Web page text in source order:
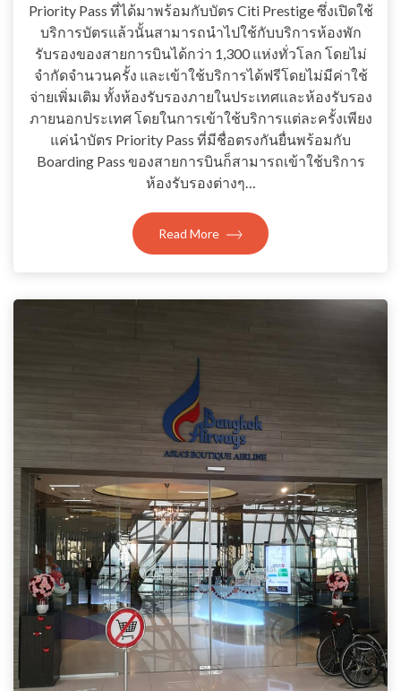
Priority Pass ที่ได้มาพร้อมกับบัตร Citi Prestige ซึ่งเปิดใช้
บริการบัตรแล้วนั้นสามารถนำไปใช้กับบริการห้องพัก
รับรองของสายการบินได้กว่า 1,300 แห่งทั่วโลก โดยไม่
จำกัดจำนวนครั้ง และเข้าใช้บริการได้ฟรีโดยไม่มีค่าใช้
จ่ายเพิ่มเติม ทั้งห้องรับรองภายในประเทศและห้องรับรอง
ภายนอกประเทศ โดยในการเข้าใช้บริการแต่ละครั้งเพียง
แค่นำบัตร Priority Pass ที่มีชื่อตรงกันยื่นพร้อมกับ
Boarding Pass ของสายการบินก็สามารถเข้าใช้บริการ
ห้องรับรองต่างๆ…
Read More